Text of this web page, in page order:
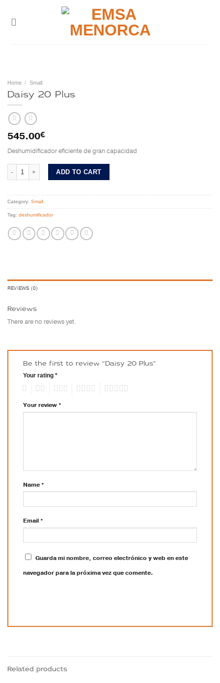
content
Home / Small
Daisy 20 Plus
545.00€
Deshumidificador eficiente de gran capacidad
ADD TO CART
Category: Small
Tag: deshumificador
REVIEWS (0)
Reviews
There are no reviews yet.
Be the first to review “Daisy 20 Plus”
Your rating *
Your review *
Name *
Email *
Guarda mi nombre, correo electrónico y web en este
navegador para la próxima vez que comente.
Related products